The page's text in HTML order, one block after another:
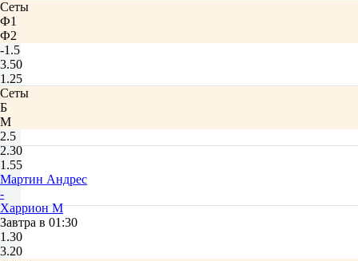
Сеты
Ф1
Ф2
-1.5
3.50
1.25
Сеты
Б
М
2.5
2.30
1.55
Мартин Андрес
-
Харрион М
Завтра в 01:30
1.30
3.20